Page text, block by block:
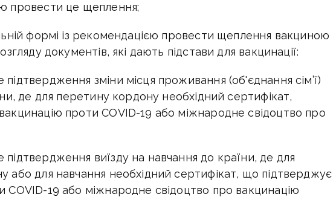
провести це щеплення;
формі із рекомендацією провести щеплення вакциною
документів, які дають підстави для вакцинації:
зміни місця проживання (об'єднання сім’ї)
де для перетину кордону необхідний сертифікат,
проти COVID-19 або міжнародне свідоцтво про
виїзду на навчання до країни, де для
або для навчання необхідний сертифікат, що підтверджує
COVID-19 або міжнародне свідоцтво про вакцинацію